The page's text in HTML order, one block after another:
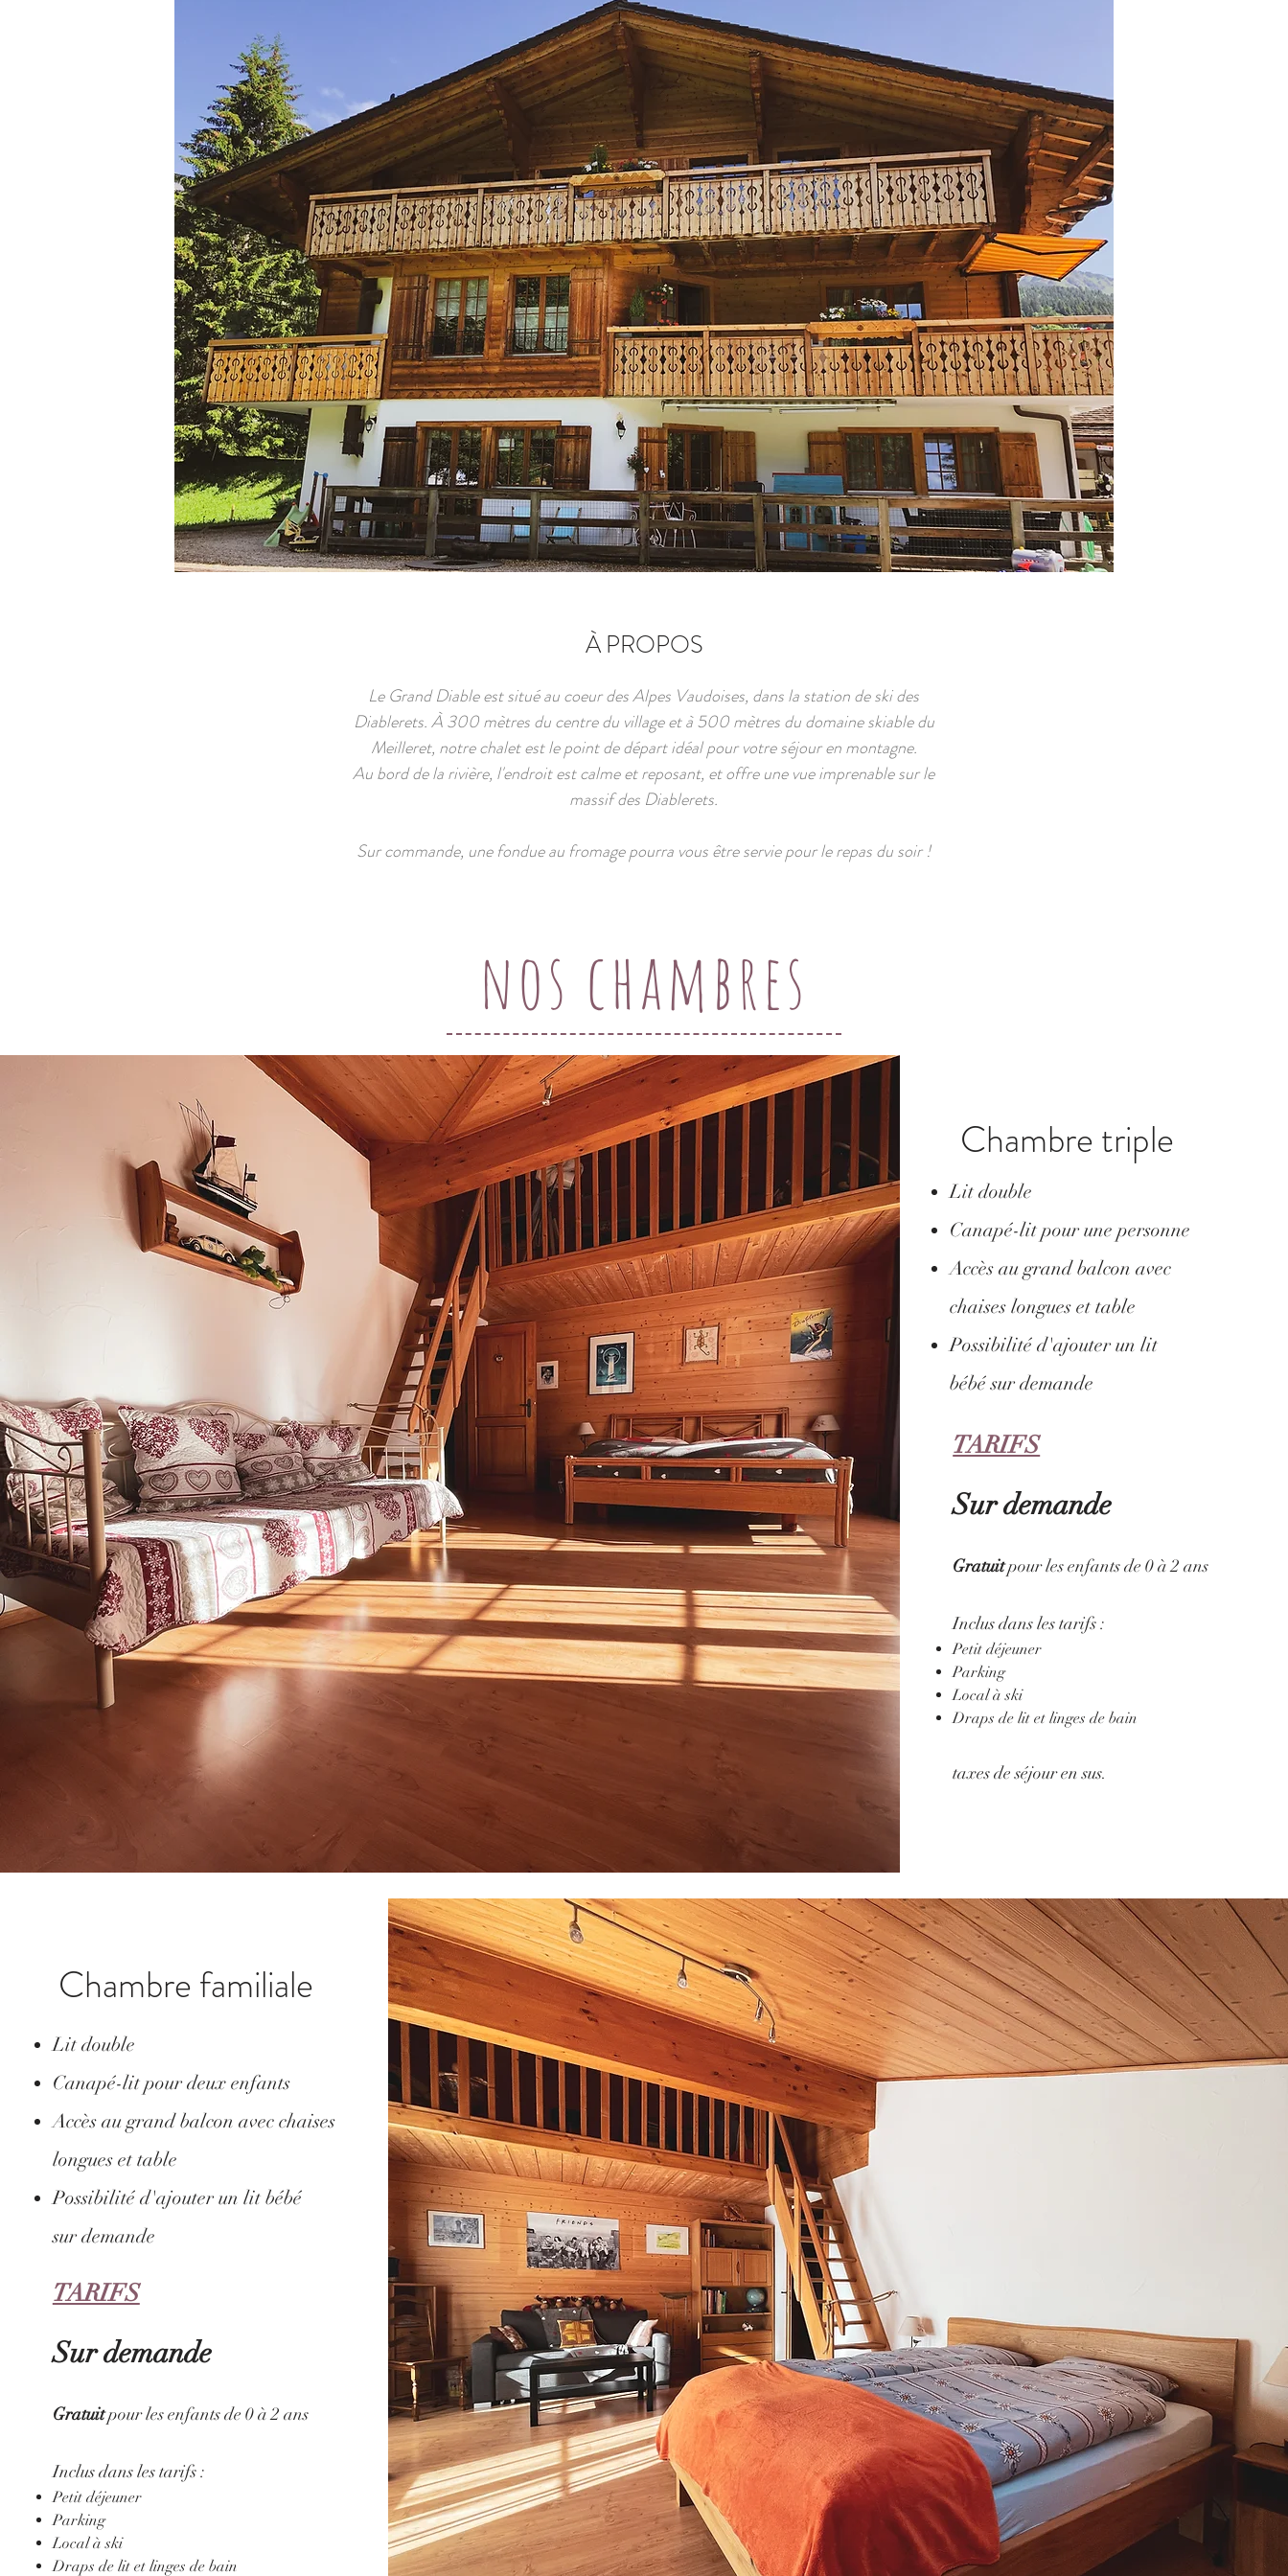
À PROPOS
Le Grand Diable est situé au coeur des Alpes Vaudoises, dans la station de ski des
Diablerets. À 300 mètres du centre du village et à 500 mètres du domaine skiable du
Meilleret, notre chalet est le point de départ idéal pour votre séjour en montagne.
Au bord de la rivière, l'endroit est calme et reposant, et offre une vue imprenable sur le
massif des Diablerets.
Sur commande, une fondue au fromage pourra vous être servie pour le repas du soir !
nos chambres
Chambre triple
Lit double
Canapé-lit pour une personne
Accès au grand balcon avec
chaises longues et table
Possibilité d'ajouter un lit
bébé sur demande
TARIFS
Sur demande
Gratuitpour les enfants de 0 à 2 ans
Inclus dans les tarifs :
Petit déjeuner
Parking
Local à ski
Draps de lit et linges de bain
taxes de séjour en sus.
Chambre familiale
Lit double
Canapé-lit pour deux enfants
Accès au grand balcon avec chaises
longues et table
Possibilité d'ajouter un lit bébé
sur demande
TARIFS
Sur demande
Gratuitpour les enfants de 0 à 2 ans
Inclus dans les tarifs :
Petit déjeuner
Parking
Local à ski
Draps de lit et linges de bain